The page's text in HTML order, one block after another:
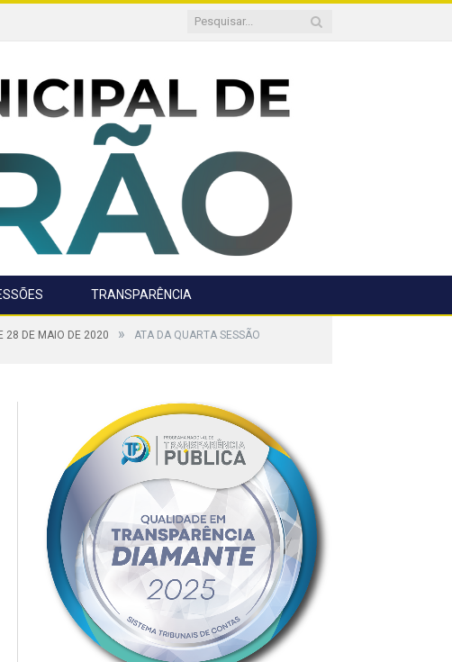
TRANSPARÊNCIA
28 DE MAIO DE 2020 »
ATA DA QUARTA SESSÃO